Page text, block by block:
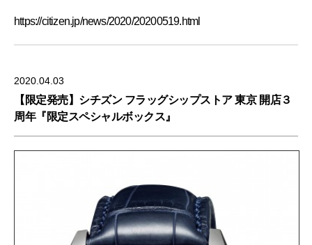
https://citizen.jp/news/2020/20200519.html
2020.04.03
【限定発売】シチズン フラッグシップストア 東京 開店３
周年『限定スペシャルボックス』